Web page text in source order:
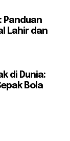
Panduan
Lahir dan
di Dunia:
Bola